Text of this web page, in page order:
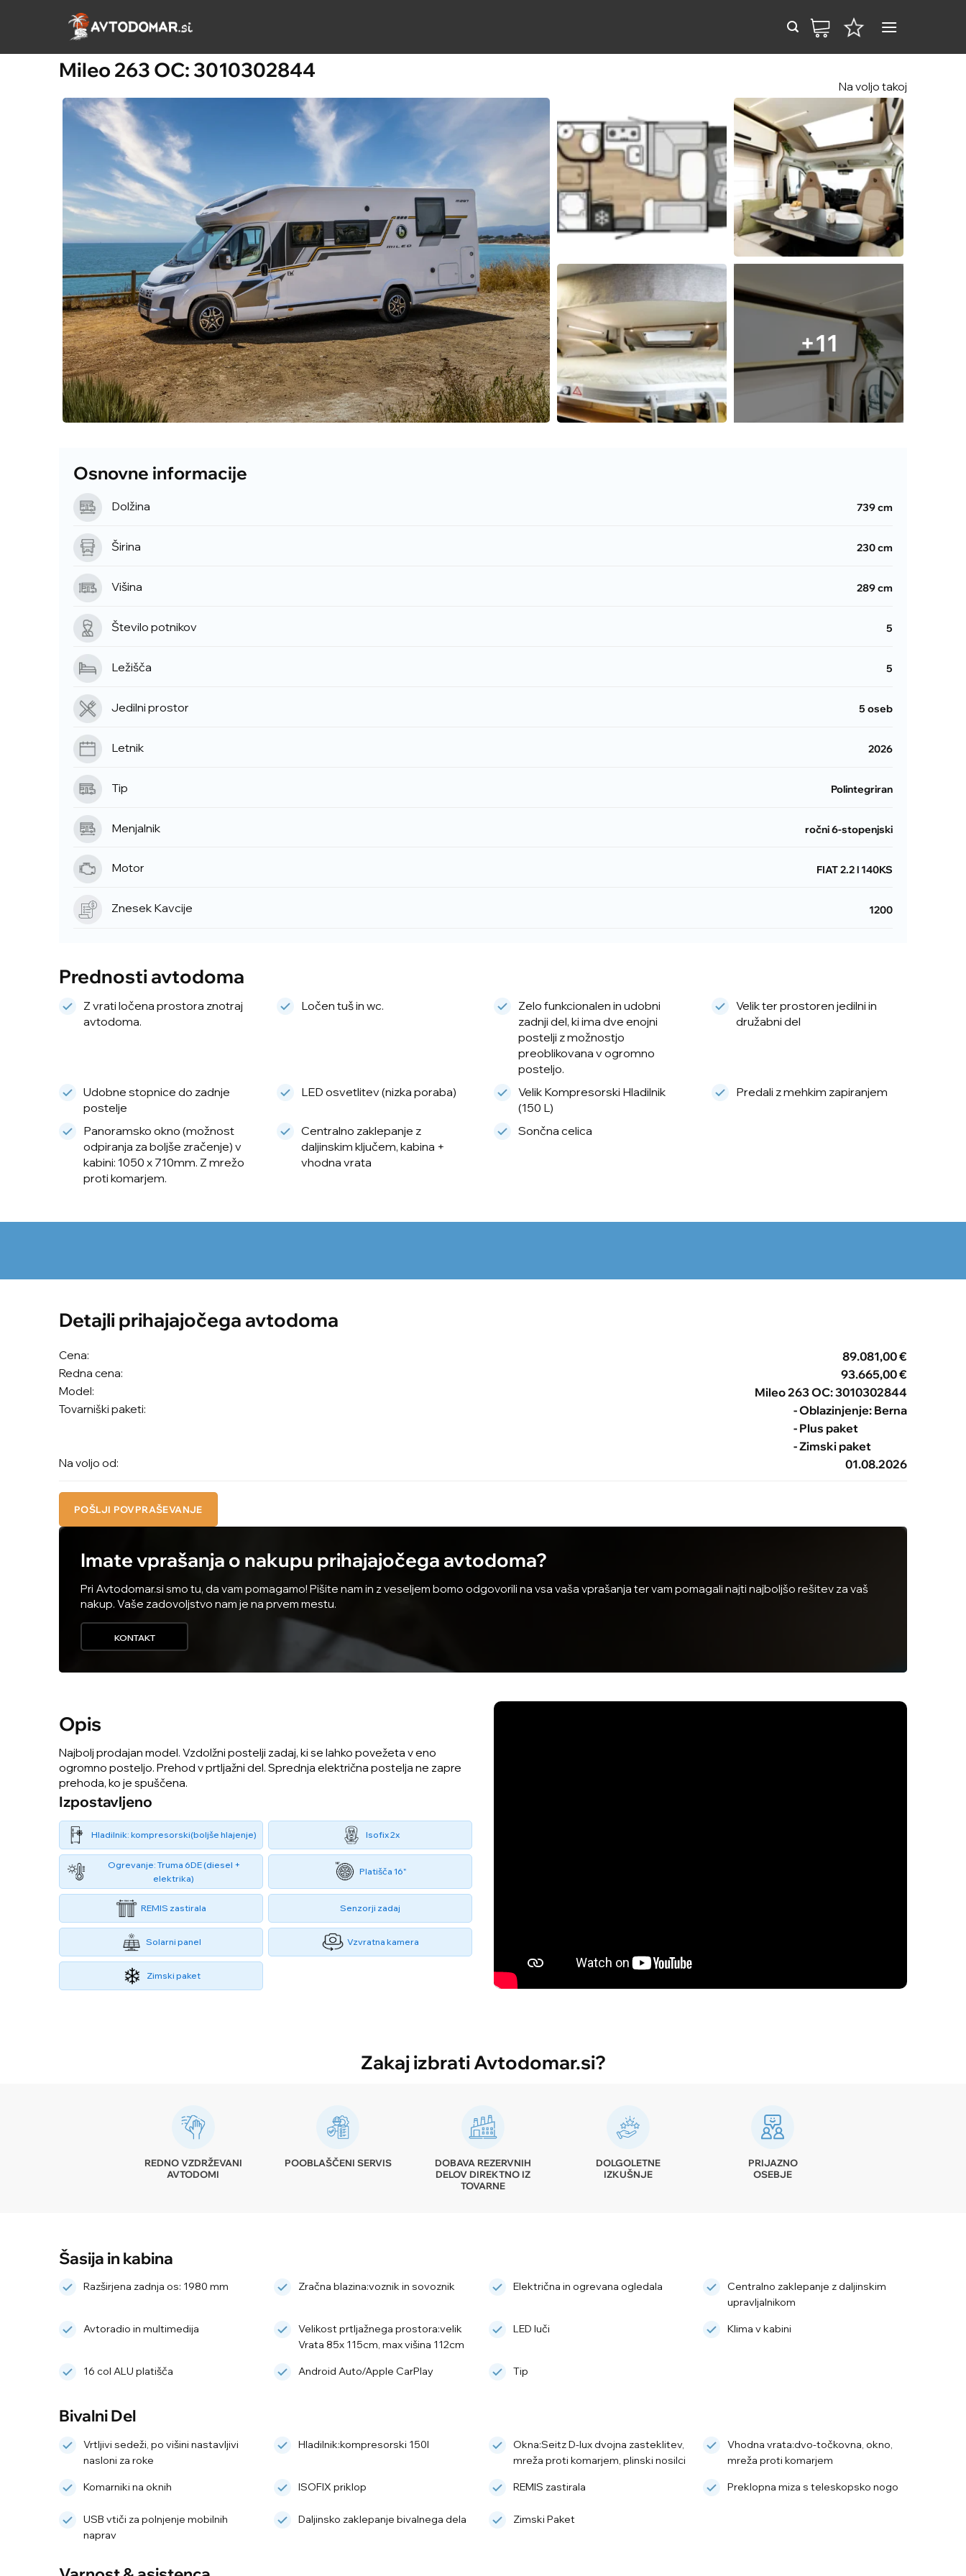
Mileo 263 OC: 3010302844
Na voljo takoj
+11
Osnovne informacije
Dolžina 739 cm
Širina 230 cm
Višina 289 cm
Število potnikov 5
Ležišča 5
Jedilni prostor 5 oseb
Letnik 2026
Tip Polintegriran
Menjalnik ročni 6-stopenjski
Motor FIAT 2.2 l 140KS
Znesek Kavcije 1200
Prednosti avtodoma
Z vrati ločena prostora znotraj
avtodoma.
Ločen tuš in wc.
Zelo funkcionalen in udobni
zadnji del, ki ima dve enojni
postelji z možnostjo
preoblikovana v ogromno
posteljo.
Velik ter prostoren jedilni in
družabni del
Udobne stopnice do zadnje
postelje
LED osvetlitev (nizka poraba)
Velik Kompresorski Hladilnik
(150 L)
Predali z mehkim zapiranjem
Panoramsko okno (možnost
odpiranja za boljše zračenje) v
kabini: 1050 x 710mm. Z mrežo
proti komarjem.
Centralno zaklepanje z
daljinskim ključem, kabina +
vhodna vrata
Sončna celica
Detajli prihajajočega avtodoma
Cena: 89.081,00 €
Redna cena: 93.665,00 €
Model: Mileo 263 OC: 3010302844
Tovarniški paketi:
- Oblazinjenje: Berna
- Plus paket
- Zimski paket
Na voljo od: 01.08.2026
POŠLJI POVPRAŠEVANJE
Imate vprašanja o nakupu prihajajočega avtodoma?
Pri Avtodomar.si smo tu, da vam pomagamo! Pišite nam in z veseljem bomo odgovorili na vsa vaša vprašanja ter vam pomagali najti najboljšo rešitev za vaš
nakup. Vaše zadovoljstvo nam je na prvem mestu.
KONTAKT
Opis
Najbolj prodajan model. Vzdolžni postelji zadaj, ki se lahko povežeta v eno
ogromno posteljo. Prehod v prtljažni del. Sprednja električna postelja ne zapre
prehoda, ko je spuščena.
Izpostavljeno
Hladilnik: kompresorski(boljše hlajenje) Isofix 2x
Ogrevanje: Truma 6DE (diesel +
elektrika)
Platišča 16"
REMIS zastirala Senzorji zadaj
Solarni panel Vzvratna kamera
Zimski paket
Zakaj izbrati Avtodomar.si?
REDNO VZDRŽEVANI
AVTODOMI
POOBLAŠČENI SERVIS
DOBAVA REZERVNIH
DELOV DIREKTNO IZ
TOVARNE
DOLGOLETNE
IZKUŠNJE
PRIJAZNO
OSEBJE
Šasija in kabina
Razširjena zadnja os: 1980 mm Zračna blazina:voznik in sovoznik Električna in ogrevana ogledala
Centralno zaklepanje z daljinskim
upravljalnikom
Avtoradio in multimedija
Velikost prtljažnega prostora:velik
Vrata 85x 115cm, max višina 112cm
LED luči Klima v kabini
16 col ALU platišča Android Auto/Apple CarPlay Tip
Bivalni Del
Vrtljivi sedeži, po višini nastavljivi
nasloni za roke
Hladilnik:kompresorski 150l
Okna:Seitz D-lux dvojna zasteklitev,
mreža proti komarjem, plinski nosilci
Vhodna vrata:dvo-točkovna, okno,
mreža proti komarjem
Komarniki na oknih ISOFIX priklop REMIS zastirala Preklopna miza s teleskopsko nogo
USB vtiči za polnjenje mobilnih
naprav
Daljinsko zaklepanje bivalnega dela Zimski Paket